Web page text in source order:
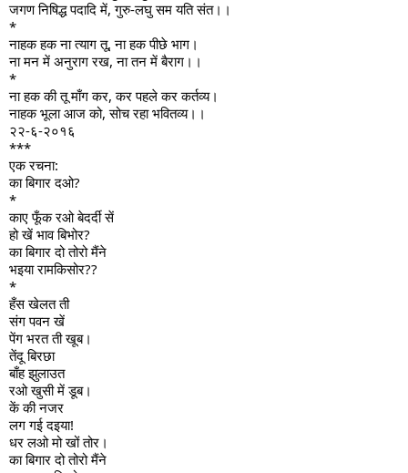
जगण निषिद्ध पदादि में, गुरु-लघु सम यति संत।।
*
नाहक हक ना त्याग तू, ना हक पीछे भाग।
ना मन में अनुराग रख, ना तन में बैराग।।
*
ना हक की तू माँग कर, कर पहले कर कर्तव्य।
नाहक भूला आज को, सोच रहा भवितव्य।।
२२-६-२०१६
***
एक रचना:
का बिगार दओ?
*
काए फूँक रओ बेदर्दी सें
हो खें भाव बिभोर?
का बिगार दो तोरो मैंने
भइया रामकिसोर??
*
हँस खेलत ती
संग पवन खें
पेंग भरत ती खूब।
तेंदू बिरछा
बाँह झुलाउत
रओ खुसी में डूब।
कें की नजर
लग गई दइया!
धर लओ मो खों तोर।
का बिगार दो तोरो मैंने